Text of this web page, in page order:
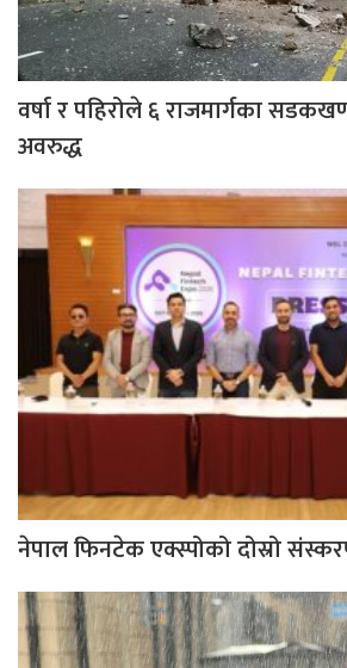
वर्षा र पहिरोले ६ राजमार्गका
अवरुद्ध
नेपाल फिनटेक एक्स्पोको दोस्रो